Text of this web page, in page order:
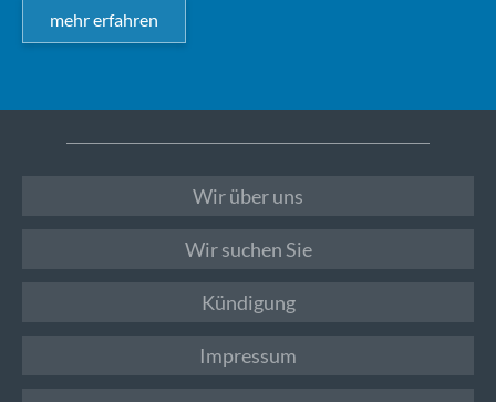
mehr erfahren
Wir über uns
Wir suchen Sie
Kündigung
Impressum